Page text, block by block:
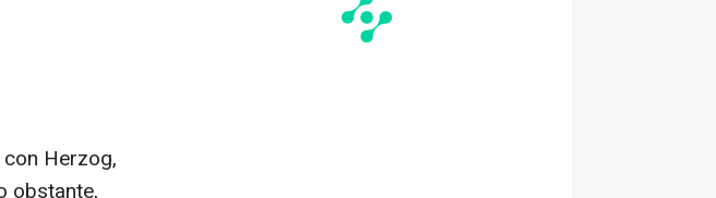
Herzog,
obstante,